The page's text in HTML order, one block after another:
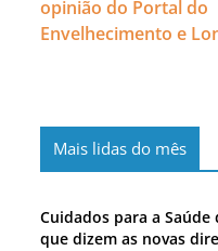
opinião do Portal do
Envelhecimento e
Mais lidas do mês
Cuidados para a Saúde
que dizem as novas